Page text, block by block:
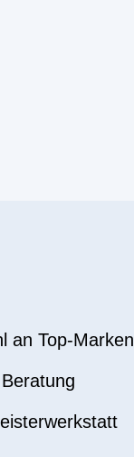
an Top-Marken